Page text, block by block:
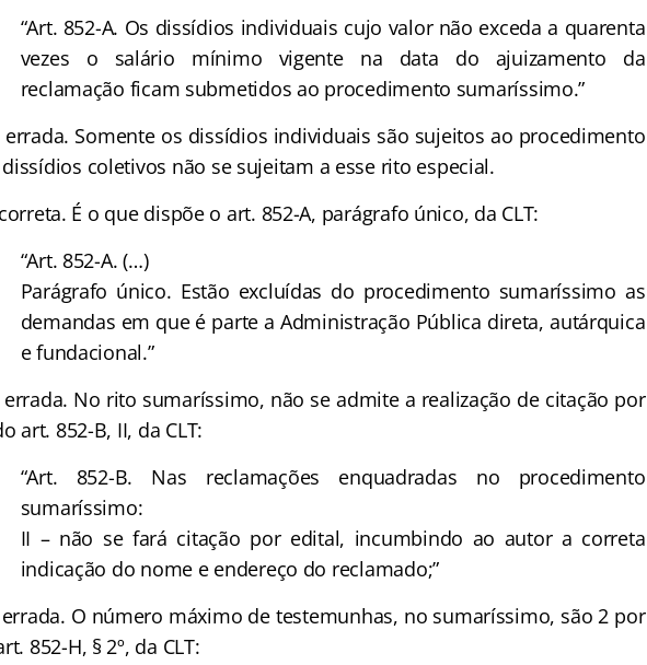
“Art. 852-A. Os dissídios individuais cujo valor não exceda a quarenta
vezes o salário mínimo vigente na data do ajuizamento da
reclamação ficam submetidos ao procedimento sumaríssimo.”
Somente os dissídios individuais são sujeitos ao procedimento
coletivos não se sujeitam a esse rito especial.
É o que dispõe o art. 852-A, parágrafo único, da CLT:
“Art. 852-A. (…)
Parágrafo único. Estão excluídas do procedimento sumaríssimo as
demandas em que é parte a Administração Pública direta, autárquica
e fundacional.”
No rito sumaríssimo, não se admite a realização de citação por
art. 852-B, II, da CLT:
“Art. 852-B. Nas reclamações enquadradas no procedimento
sumaríssimo:
II – não se fará citação por edital, incumbindo ao autor a correta
indicação do nome e endereço do reclamado;”
O número máximo de testemunhas, no sumaríssimo, são 2 por
852-H, § 2º, da CLT: